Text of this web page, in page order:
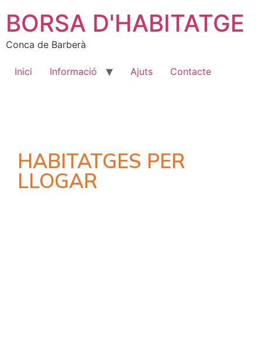
BORSA D'HABITATGE
Conca de Barberà
Inici Informació Ajuts Contacte
HABITATGES PER
LLOGAR